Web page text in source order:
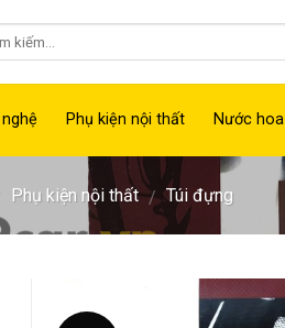
Phụ kiện nội thất Nước hoa
Phụ kiện nội thất / Túi đựng